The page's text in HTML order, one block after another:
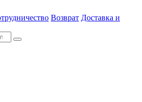
Возврат Доставка и